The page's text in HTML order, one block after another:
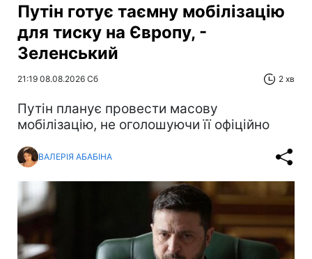
Путін готує таємну мобілізацію
для тиску на Європу, -
Зеленський
21:19 08.08.2026 Сб 2 хв
Путін планує провести масову
мобілізацію, не оголошуючи її офіційно
ВАЛЕРІЯ АБАБІНА